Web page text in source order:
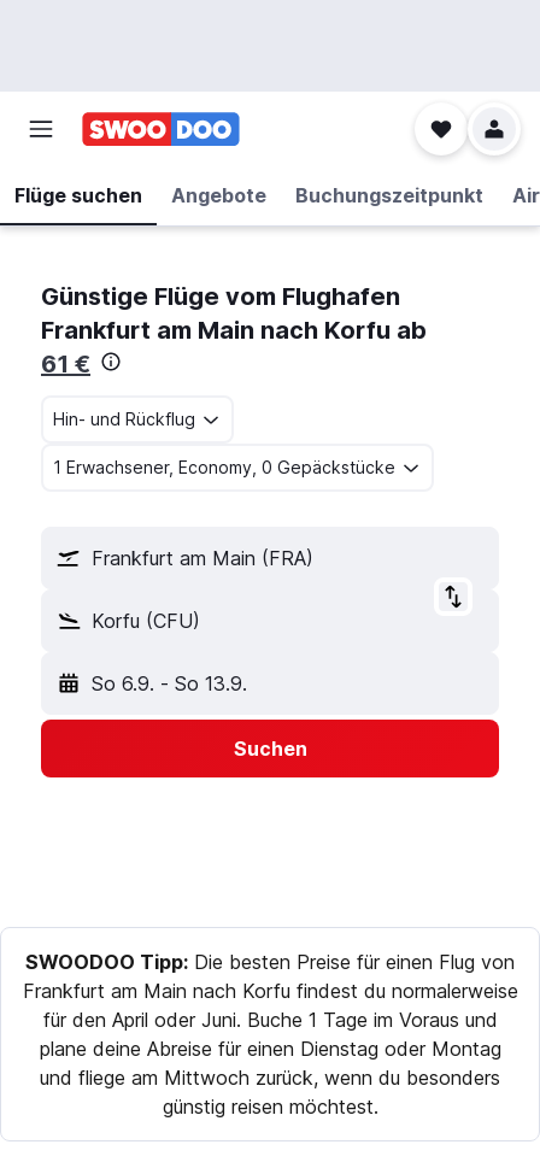
Flüge suchen Angebote Buchungszeitpunkt
Günstige Flüge vom Flughafen
Frankfurt am Main nach Korfu ab
61 €
Hin- und Rückflug
1 Erwachsener, Economy, 0 Gepäckstücke
Frankfurt am Main (FRA)
Korfu (CFU)
So 6.9. - So 13.9.
Suchen
SWOODOO Tipp: Die besten Preise für einen Flug von
Frankfurt am Main nach Korfu findest du normalerweise
für den April oder Juni. Buche 1 Tage im Voraus und
plane deine Abreise für einen Dienstag oder Montag
und fliege am Mittwoch zurück, wenn du besonders
günstig reisen möchtest.